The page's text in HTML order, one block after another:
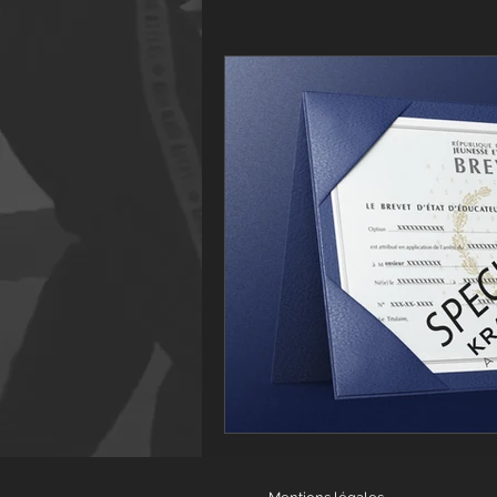
Krav Maga féminin Stages